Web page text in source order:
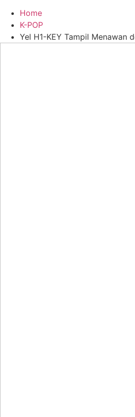
Home
K-POP
Yel H1-KEY Tampil Menawan